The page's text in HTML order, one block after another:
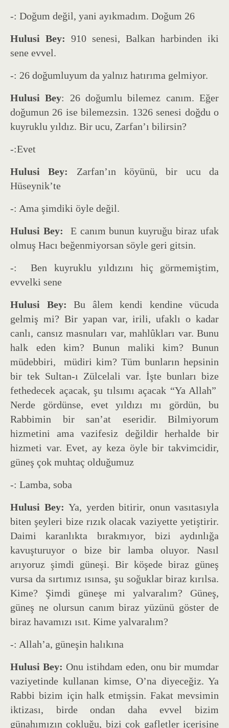
-: Doğum değil, yani ayıkmadım. Doğum 26
Hulusi Bey: 910 senesi, Balkan harbinden iki
sene evvel.
-: 26 doğumluyum da yalnız hatırıma gelmiyor.
Hulusi Bey: 26 doğumlu bilemez canım. Eğer
doğumun 26 ise bilemezsin. 1326 senesi doğdu o
kuyruklu yıldız. Bir ucu, Zarfan’ı bilirsin?
-:Evet
Hulusi Bey: Zarfan’ın köyünü, bir ucu da
Hüseynik’te
-: Ama şimdiki öyle değil.
Hulusi Bey: E canım bunun kuyruğu biraz ufak
olmuş Hacı beğenmiyorsan söyle geri gitsin.
-: Ben kuyruklu yıldızını hiç görmemiştim,
evvelki sene
Hulusi Bey: Bu âlem kendi kendine vücuda
gelmiş mi? Bir yapan var, irili, ufaklı o kadar
canlı, cansız masnuları var, mahlûkları var. Bunu
halk eden kim? Bunun maliki kim? Bunun
müdebbiri, müdiri kim? Tüm bunların hepsinin
bir tek Sultan-ı Zülcelali var. İşte bunları bize
fethedecek açacak, şu tılsımı açacak “Ya Allah”
Nerde gördünse, evet yıldızı mı gördün, bu
Rabbimin bir san’at eseridir. Bilmiyorum
hizmetini ama vazifesiz değildir herhalde bir
hizmeti var. Evet, ay keza öyle bir takvimcidir,
güneş çok muhtaç olduğumuz
-: Lamba, soba
Hulusi Bey: Ya, yerden bitirir, onun vasıtasıyla
biten şeyleri bize rızık olacak vaziyette yetiştirir.
Daimi karanlıkta bırakmıyor, bizi aydınlığa
kavuşturuyor o bize bir lamba oluyor. Nasıl
arıyoruz şimdi güneşi. Bir köşede biraz güneş
vursa da sırtımız ısınsa, şu soğuklar biraz kırılsa.
Kime? Şimdi güneşe mi yalvaralım? Güneş,
güneş ne olursun canım biraz yüzünü göster de
biraz havamızı ısıt. Kime yalvaralım?
-: Allah’a, güneşin halıkına
Hulusi Bey: Onu istihdam eden, onu bir mumdar
vaziyetinde kullanan kimse, O’na diyeceğiz. Ya
Rabbi bizim için halk etmişsin. Fakat mevsimin
iktizası, birde ondan daha evvel bizim
günahımızın çokluğu, bizi çok gafletler içerisine